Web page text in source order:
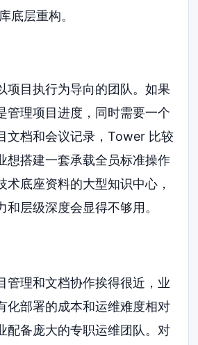
底层重构。
项目执行为导向的团队。如果
管理项目进度，同时需要一个
文档和会议记录，Tower 比较
想搭建一套承载全员标准操作
术底座资料的大型知识中心，
和层级深度会显得不够用。
管理和文档协作挨得很近，业
化部署的成本和运维难度相对
配备庞大的专职运维团队。对